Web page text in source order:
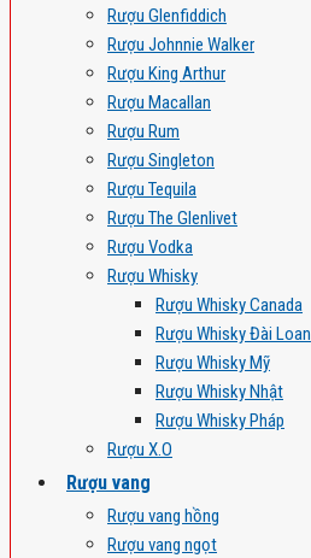
Rượu Glenfiddich
Rượu Johnnie Walker
Rượu King Arthur
Rượu Macallan
Rượu Rum
Rượu Singleton
Rượu Tequila
Rượu The Glenlivet
Rượu Vodka
Rượu Whisky
Rượu Whisky Canada
Rượu Whisky Đài Loan
Rượu Whisky Mỹ
Rượu Whisky Nhật
Rượu Whisky Pháp
Rượu X.O
Rượu vang
Rượu vang hồng
Rượu vang ngọt